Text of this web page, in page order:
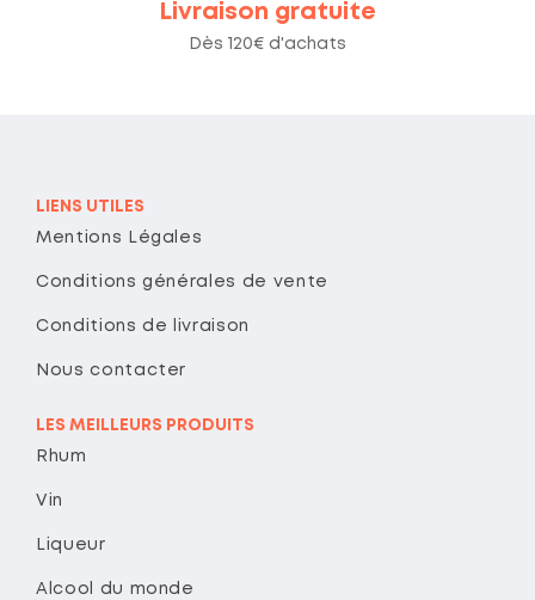
Livraison gratuite
Dès 120€ d'achats
LIENS UTILES
Mentions Légales
Conditions générales de vente
Conditions de livraison
Nous contacter
LES MEILLEURS PRODUITS
Rhum
Vin
Liqueur
Alcool du monde